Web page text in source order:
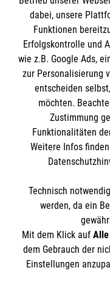
BIC: GENODED
Cookies verwalten|
Barrierefreiheit |
dabei, unsere
Funktionen
Erfolgskontrolle und
wie z.B. Google Ads,
zur Personalisierung
entscheiden
möchten.
Zustimmung
Funktionalitäten
Weitere Infos
Technisch
werden, da ein
Mit dem Klick auf
dem Gebrauch der
Einstellungen